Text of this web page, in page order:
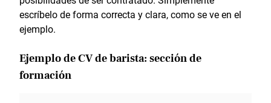
escríbelo de forma correcta y clara, como se ve en el
ejemplo.
Ejemplo de CV de barista: sección de
formación